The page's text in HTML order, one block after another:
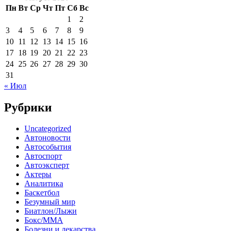
Пн Вт Ср Чт Пт Сб Вс
1
2
3
4 5 6 7 8
9
10 11 12 13 14 15 16
17 18 19 20 21 22 23
24 25 26 27 28 29 30
31
« Июл
Рубрики
Uncategorized
Автоновости
Автособытия
Автоспорт
Автоэксперт
Актеры
Аналитика
Баскетбол
Безумный мир
Биатлон/Лыжи
Бокс/MMA